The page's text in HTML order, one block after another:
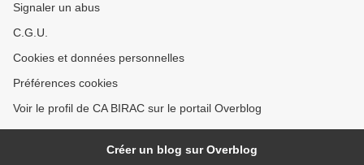
Signaler un abus
C.G.U.
Cookies et données personnelles
Préférences cookies
Voir le profil de CA BIRAC sur le portail Overblog
Créer un blog sur Overblog